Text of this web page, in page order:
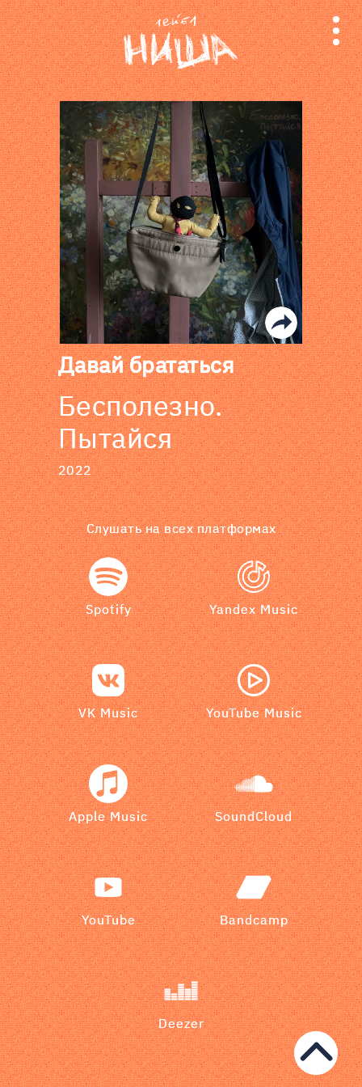
релизы
лейбл
поиск
Давай брататься
Бесполезно.
Пытайся
2022
Слушать на всех платформах
Spotify Yandex Music
VK Music YouTube Music
Apple Music SoundCloud
YouTube Bandcamp
Deezer